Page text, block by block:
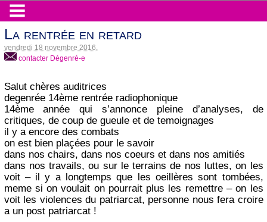
La rentrée en retard
vendredi 18 novembre 2016
contacter Dégenré-e
Salut chères auditrices
degenrée 14ème rentrée radiophonique
14ème année qui s’annonce pleine d’analyses, de
critiques, de coup de gueule et de temoignages
il y a encore des combats
on est bien plaçées pour le savoir
dans nos chairs, dans nos coeurs et dans nos amitiés
dans nos travails, ou sur le terrains de nos luttes, on les
voit – il y a longtemps que les oeillères sont tombées,
meme si on voulait on pourrait plus les remettre – on les
voit les violences du patriarcat, personne nous fera croire
a un post patriarcat !